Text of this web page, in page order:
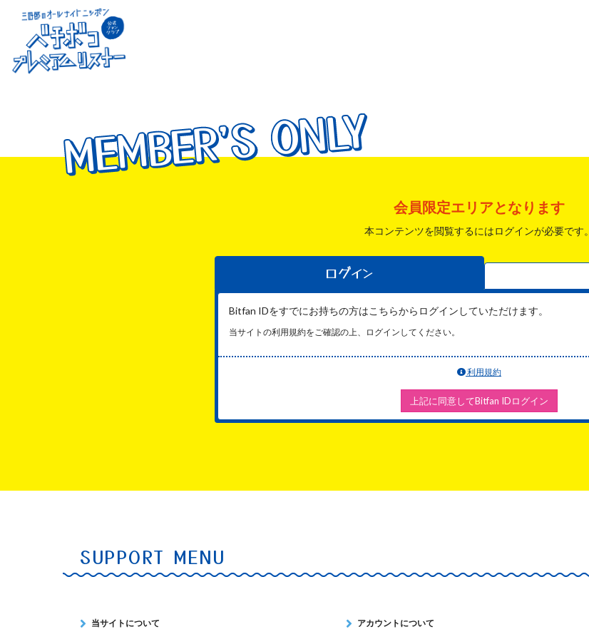
MEMBER'S ONLY
MEMBER'S ONLY
MEMBER'S ONLY
会員限定エリアとなります
本コンテンツを閲覧するにはログインが必要です。
ログイン
Bitfan IDをすでにお持ちの方はこちらからログインしていただけます。
当サイトの利用規約をご確認の上、ログインしてください。
利用規約
上記に同意してBitfan IDログイン
SUPPORT MENU
当サイトについて アカウントについて